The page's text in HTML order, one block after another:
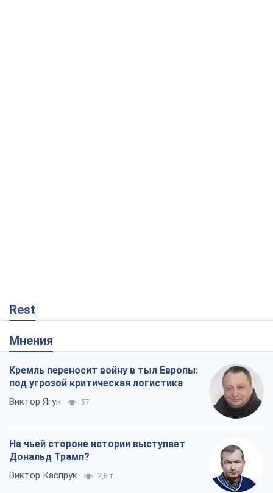
Rest
Мнения
Кремль переносит войну в тыл Европы:
под угрозой критическая логистика
Виктор Ягун 57
На чьей стороне истории выступает
Дональд Трамп?
Виктор Каспрук 2,8 т.